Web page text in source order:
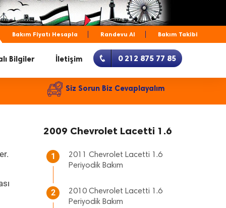
Bakım Fiyatı Hesapla Randevu Al Bakım Takibi
Bilgiler İletişim 0 212 875 77 85
Siz Sorun Biz Cevaplayalım
2009 Chevrolet Lacetti 1.6
1
2011 Chevrolet Lacetti 1.6
Periyodik Bakım
2
2010 Chevrolet Lacetti 1.6
Periyodik Bakım